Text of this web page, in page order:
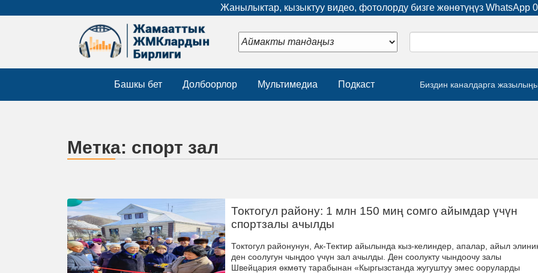
Жанылыктар, кызыктуу видео, фотолорду бизге жөнөтүңүз WhatsApp
Башкы бет Долбоорлор Мультимедиа Подкаст Биздин каналдарга
Метка: спорт зал
Токтогул району: 1 млн 150 миң сомго айымдар үчүн
спортзалы ачылды
Токтогул районунун, Ак-Тектир айылында кыз-келиндер, апалар, айыл
ден соолугун чыңдоо үчүн зал ачылды. Ден соолукту чындоочу залы
Швейцария өкмөтү тарабынан «Кыргызстанда жугуштуу эмес ооруларды